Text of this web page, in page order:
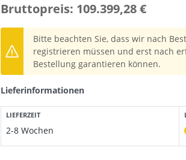
Bruttopreis: 109.399,28 €
Bitte beachten Sie, dass wir nach
registrieren müssen und erst nach
Bestellung garantieren können.
Lieferinformationen
LIEFERZEIT
2-8 Wochen